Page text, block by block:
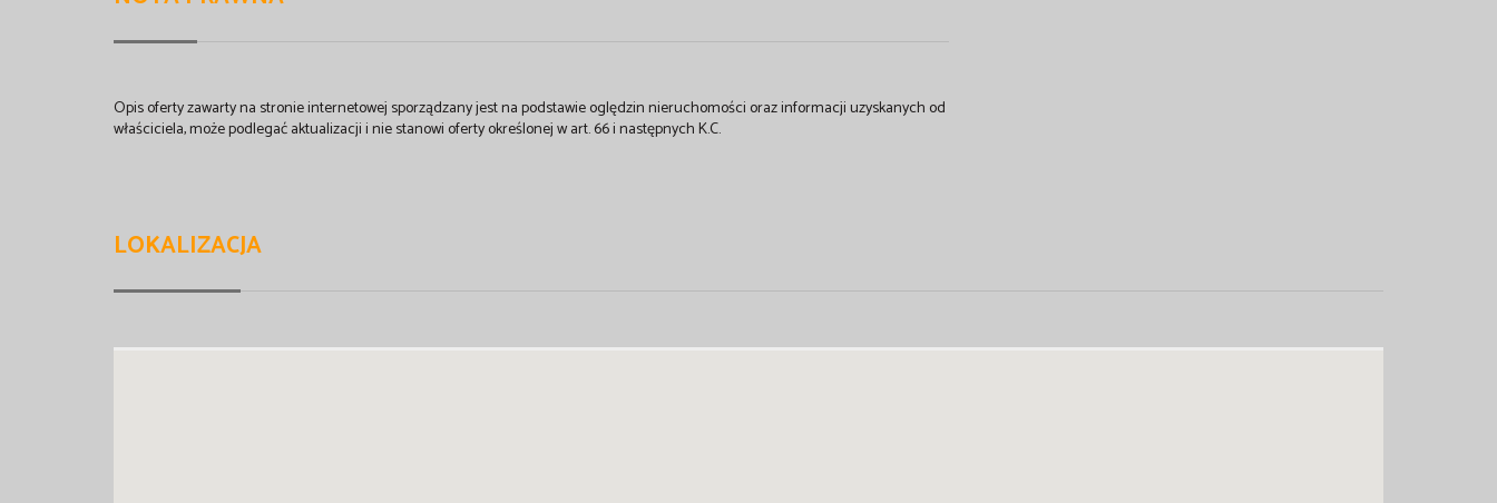
Opis oferty zawarty na stronie internetowej sporządzany jest na podstawie oględzin nieruchomości oraz informacji uzyskanych od
właściciela, może podlegać aktualizacji i nie stanowi oferty określonej w art. 66 i następnych K.C.
LOKALIZACJA